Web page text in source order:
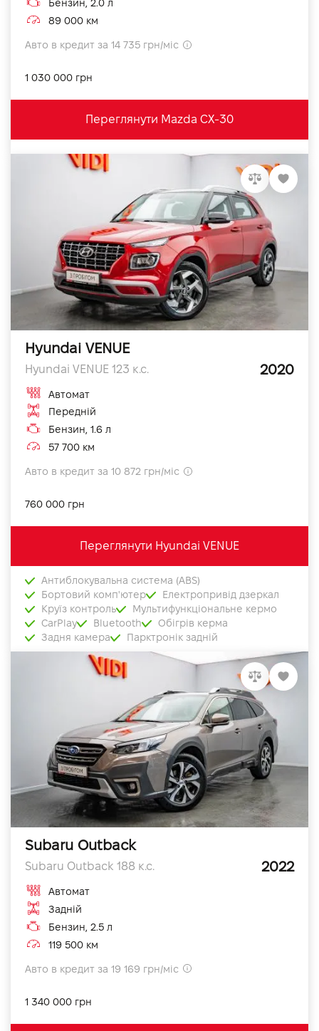
Бензин, 2.0 л
89 000 км
Авто в кредит за 14 735 грн/міс
1 030 000 грн
Переглянути Mazda CX-30
Hyundai VENUE
Hyundai VENUE 123 к.с. 2020
Автомат
Передній
Бензин, 1.6 л
57 700 км
Авто в кредит за 10 872 грн/міс
760 000 грн
Переглянути Hyundai VENUE
Антиблокувальна система (ABS)
Бортовий комп'ютер
Електропривід дзеркал
Круїз контроль
Мультифункціональне кермо
CarPlay
Bluetooth
Обігрів керма
Задня камера
Парктронік задній
Subaru Outback
Subaru Outback 188 к.с. 2022
Автомат
Задній
Бензин, 2.5 л
119 500 км
Авто в кредит за 19 169 грн/міс
1 340 000 грн